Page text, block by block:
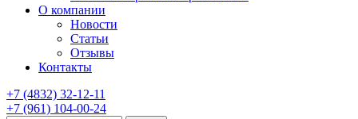
О компании
Новости
Статьи
Отзывы
Контакты
+7 (4832) 32-12-11
+7 (961) 104-00-24